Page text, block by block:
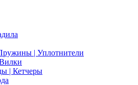
| Уплотнители
| Кетчеры